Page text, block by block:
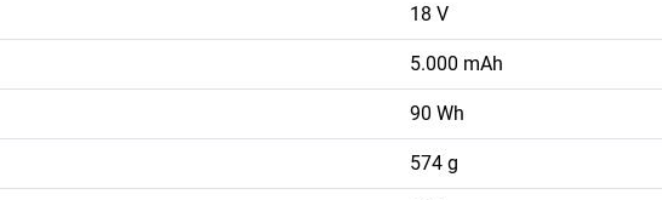
18 V
5.000 mAh
90 Wh
574 g